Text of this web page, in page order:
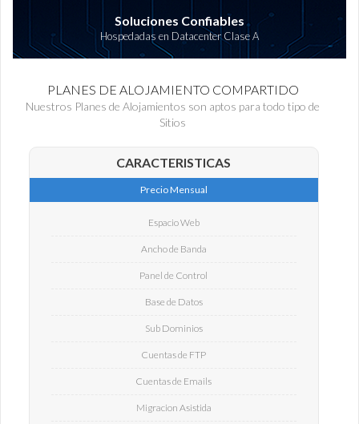
Soluciones Confiables
Hospedadas en Datacenter Clase A
PLANES DE ALOJAMIENTO COMPARTIDO
Nuestros Planes de Alojamientos son aptos para todo tipo de
Sitios
CARACTERISTICAS
Precio Mensual
Espacio Web
Ancho de Banda
Panel de Control
Base de Datos
Sub Dominios
Cuentas de FTP
Cuentas de Emails
Migracion Asistida